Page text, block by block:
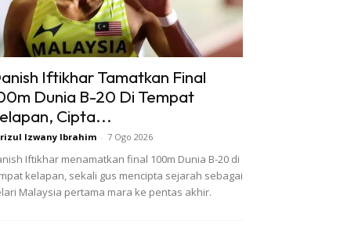
Iftikhar Tamatkan Final
Dunia B-20 Di Tempat
Cipta...
Izwany Ibrahim - 7 Ogo 2026
Iftikhar menamatkan final 100m Dunia B-20 di
kelapan, sekali gus mencipta sejarah sebagai
Malaysia pertama mara ke pentas akhir.